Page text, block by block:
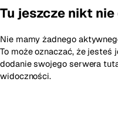
Tu jeszcze nikt nie
Nie mamy żadnego
To może oznaczać, że
dodanie swojego serwera
widoczności.